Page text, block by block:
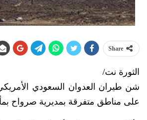
Share
الثورة نت/
شن طيران العدوان السعودي
على مناطق متفرقة بمديرية صرواح